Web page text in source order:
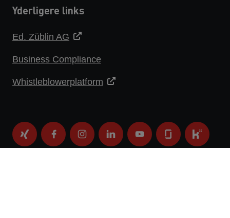
Yderligere links
Ed. Züblin AG
Business Compliance
Whistleblowerplatform